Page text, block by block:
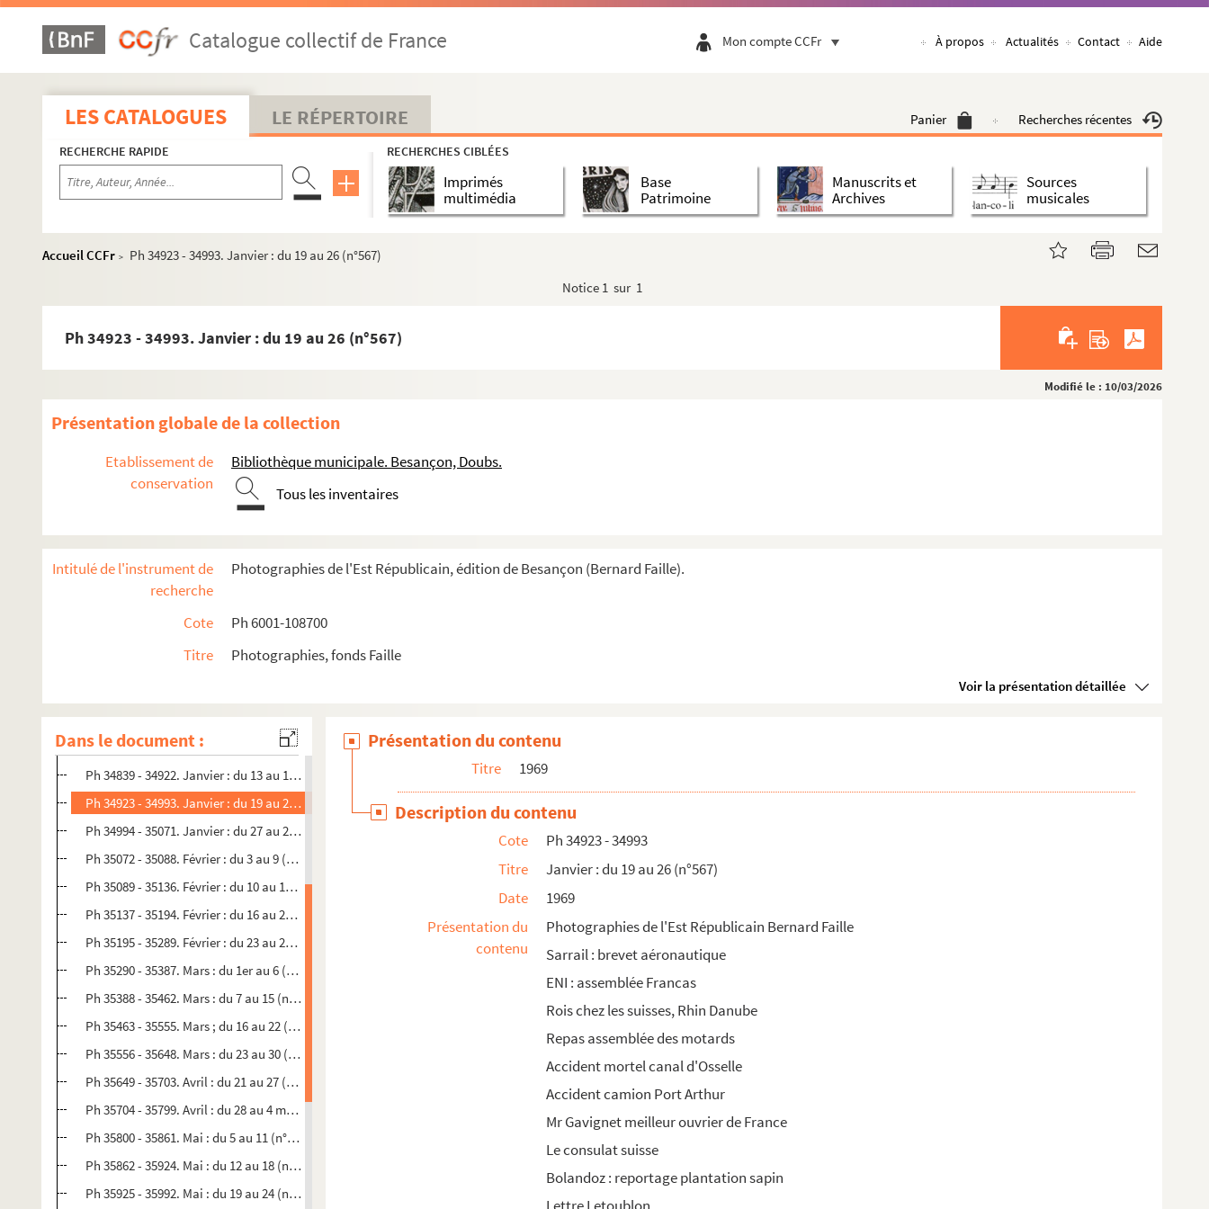
Catalogue collectif de France Mon compte CCFr À propos Actualités Contact Aide
LES CATALOGUES LE RÉPERTOIRE Panier Recherches récentes
RECHERCHE RAPIDE RECHERCHES CIBLÉES
Imprimés
multimédia
Base
Patrimoine
Manuscrits et
Archives
Sources
musicales
Accueil CCFr >
Ph 34923 - 34993. Janvier : du 19 au 26 (n°567)
Notice 1 sur 1
Ph 34923 - 34993. Janvier : du 19 au 26 (n°567)
Modifié le : 10/03/2026
Présentation globale de la collection
Etablissement de
conservation
Bibliothèque municipale. Besançon, Doubs.
Tous les inventaires
Intitulé de l'instrument de
recherche
Photographies de l'Est Républicain, édition de Besançon (Bernard Faille).
Cote
Ph 6001-108700
Titre
Photographies, fonds Faille
Voir la présentation détaillée
Dans le document :
1959
1963
1964
1969
Ph 34797 - 34838. Janvier : du 7 au 12 (n°565)
Ph 34839 - 34922. Janvier : du 13 au 18 (n°566)
Ph 34923 - 34993. Janvier : du 19 au 26 (n°567)
Ph 34994 - 35071. Janvier : du 27 au 2 février (n°568)
Ph 35072 - 35088. Février : du 3 au 9 (n°569)
Ph 35089 - 35136. Février : du 10 au 15 (n°570)
Ph 35137 - 35194. Février : du 16 au 22 (n°571)
Ph 35195 - 35289. Février : du 23 au 28 (n°572)
Ph 35290 - 35387. Mars : du 1er au 6 (n°573)
Ph 35388 - 35462. Mars : du 7 au 15 (n°574)
Ph 35463 - 35555. Mars ; du 16 au 22 (n°575)
Ph 35556 - 35648. Mars : du 23 au 30 (n°576)
Ph 35649 - 35703. Avril : du 21 au 27 (n°577)
Ph 35704 - 35799. Avril : du 28 au 4 mai (n°578)
Ph 35800 - 35861. Mai : du 5 au 11 (n°579)
Ph 35862 - 35924. Mai : du 12 au 18 (n°580)
Ph 35925 - 35992. Mai : du 19 au 24 (n°581)
Présentation du contenu
Titre 1969
Description du contenu
Cote
Ph 34923 - 34993
Titre
Janvier : du 19 au 26 (n°567)
Date
1969
Présentation du
contenu
Photographies de l'Est Républicain Bernard Faille
Sarrail : brevet aéronautique
ENI : assemblée Francas
Rois chez les suisses, Rhin Danube
Repas assemblée des motards
Accident mortel canal d'Osselle
Accident camion Port Arthur
Mr Gavignet meilleur ouvrier de France
Le consulat suisse
Bolandoz : reportage plantation sapin